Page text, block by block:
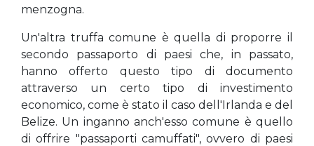
menzogna.
Un'altra truffa comune è quella di proporre il
secondo passaporto di paesi che, in passato,
hanno offerto questo tipo di documento
attraverso un certo tipo di investimento
economico, come è stato il caso dell'Irlanda e del
Belize. Un inganno anch'esso comune è quello
di offrire "passaporti camuffati", ovvero di paesi